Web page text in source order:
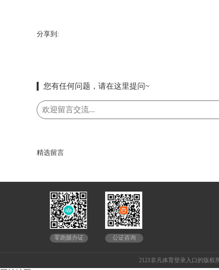
分享到:
您有任何问题，请在这里提问~
精选留言
零跑腿办证 公证咨询
2121非凡体育登录入口的版